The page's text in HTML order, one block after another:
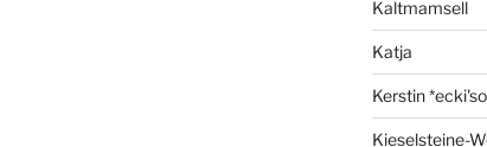
Kaltmamsell
Katja
Kerstin
Kieselsteine-